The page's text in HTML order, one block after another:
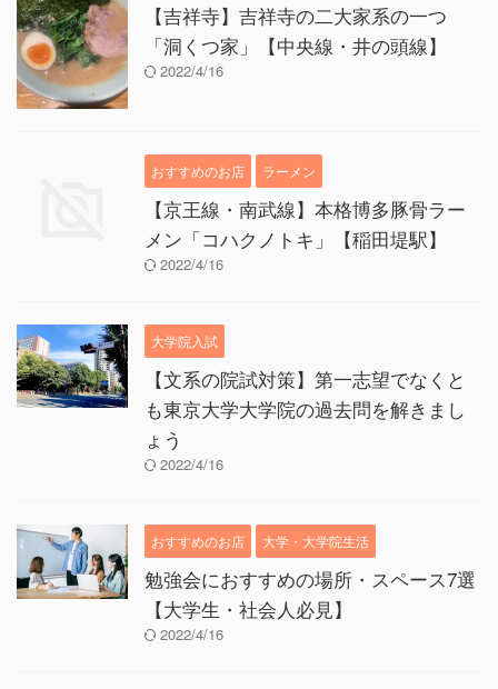
【吉祥寺】吉祥寺の二大家系の一つ
「洞くつ家」【中央線・井の頭線】
2022/4/16
おすすめのお店 ラーメン
【京王線・南武線】本格博多豚骨ラー
メン「コハクノトキ」【稲田堤駅】
2022/4/16
大学院入試
【文系の院試対策】第一志望でなくと
も東京大学大学院の過去問を解きまし
ょう
2022/4/16
おすすめのお店 大学・大学院生活
勉強会におすすめの場所・スペース7選
【大学生・社会人必見】
2022/4/16